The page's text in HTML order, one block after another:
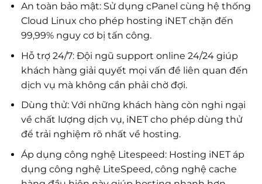
An toàn bảo mật: Sử dụng cPanel cùng hệ thống
Cloud Linux cho phép hosting iNET chặn đến
99,99% nguy cơ bị tấn công.
Hỗ trợ 24/7: Đội ngũ support online 24/24 giúp
khách hàng giải quyết mọi vấn đề liên quan đến
dịch vụ mà không cần phải chờ đợi.
Dùng thử: Với những khách hàng còn nghi ngại
về chất lượng dịch vụ, iNET cho phép dùng thử
để trải nghiệm rõ nhất về hosting.
Áp dụng công nghệ Litespeed: Hosting iNET áp
dụng công nghệ LiteSpeed, công nghệ cache